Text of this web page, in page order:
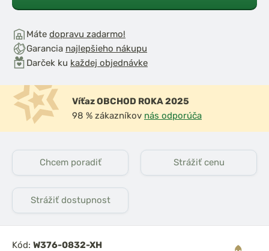
Máte dopravu zadarmo!
Garancia najlepšieho nákupu
Darček ku každej objednávke
Víťaz OBCHOD ROKA 2025
98 % zákazníkov nás odporúča
Chcem poradiť Strážiť cenu
Strážiť dostupnost
Kód: W376-0832-XH